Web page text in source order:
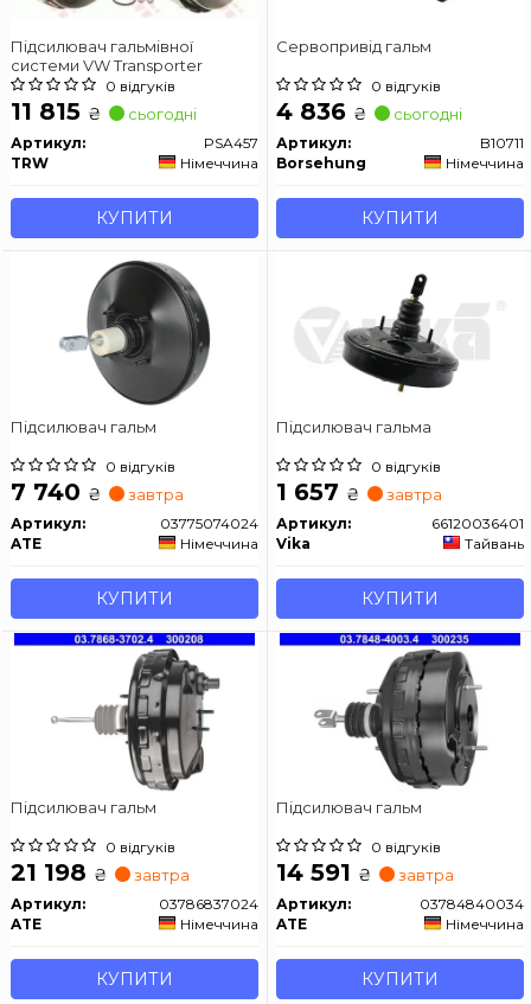
Підсилювач гальмівної
системи VW Transporter
0 відгуків
11 815 ₴ сьогодні
Артикул:
PSA457
TRW
Німеччина
КУПИТИ
Сервопривід гальм
0 відгуків
4 836 ₴ сьогодні
Артикул:
B10711
Borsehung
Німеччина
КУПИТИ
Підсилювач гальм
0 відгуків
7 740 ₴ завтра
Артикул:
03775074024
ATE
Німеччина
КУПИТИ
Підсилювач гальма
0 відгуків
1 657 ₴ завтра
Артикул:
66120036401
Vika
Тайвань
КУПИТИ
Підсилювач гальм
0 відгуків
21 198 ₴ завтра
Артикул:
03786837024
ATE
Німеччина
КУПИТИ
Підсилювач гальм
0 відгуків
14 591 ₴ завтра
Артикул:
03784840034
ATE
Німеччина
КУПИТИ